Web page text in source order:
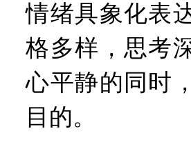
情绪具象化表
格多样，思考
心平静的同时
目的。